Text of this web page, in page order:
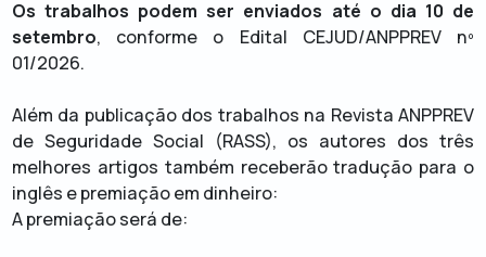
Os trabalhos podem ser enviados até o dia 10 de
setembro, conforme o Edital CEJUD/ANPPREV nº
01/2026.
Além da publicação dos trabalhos na Revista ANPPREV
de Seguridade Social (RASS), os autores dos três
melhores artigos também receberão tradução para o
inglês e premiação em dinheiro:
A premiação será de: